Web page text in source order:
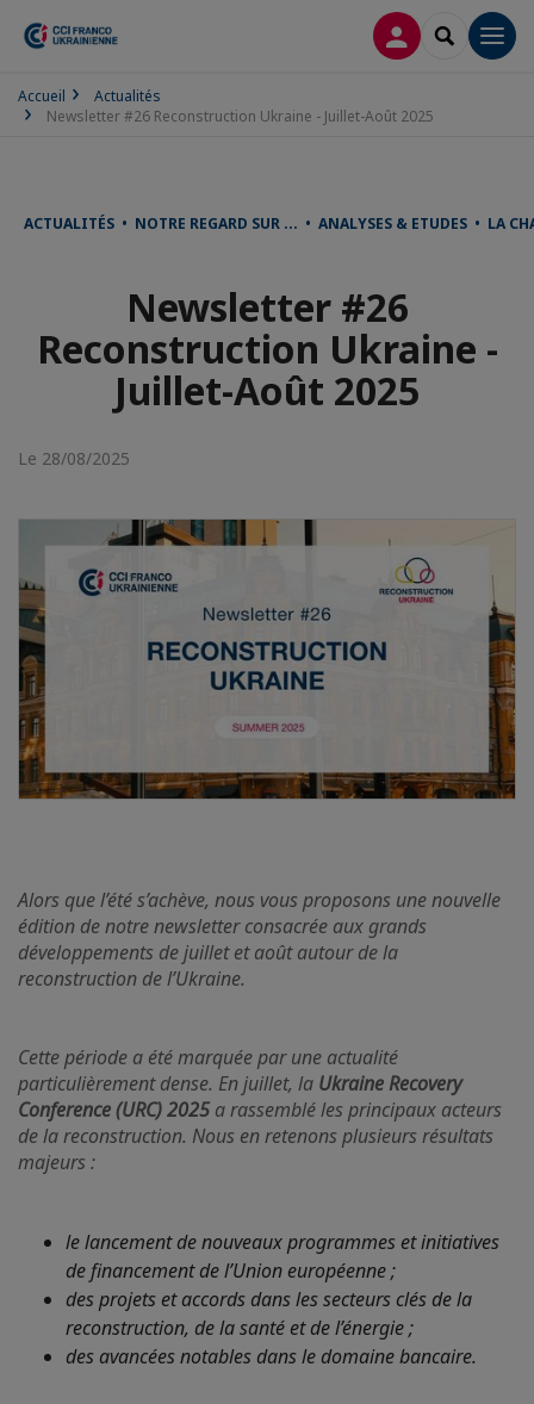
CONNEXION
Accueil
Actualités
Newsletter #26 Reconstruction Ukraine - Juillet-Août 2025
ACTUALITÉS • NOTRE REGARD SUR ... • ANALYSES & ETUDES • LA
Newsletter #26
Reconstruction Ukraine -
Juillet-Août 2025
Le 28/08/2025
Alors que l’été s’achève, nous vous proposons une nouvelle
édition de notre newsletter consacrée aux grands
développements de juillet et août autour de la
reconstruction de l’Ukraine.
Cette période a été marquée par une actualité
particulièrement dense. En juillet, la Ukraine Recovery
Conference (URC) 2025 a rassemblé les principaux acteurs
de la reconstruction. Nous en retenons plusieurs résultats
majeurs :
le lancement de nouveaux programmes et initiatives
de financement de l’Union européenne ;
des projets et accords dans les secteurs clés de la
reconstruction, de la santé et de l’énergie ;
des avancées notables dans le domaine bancaire.